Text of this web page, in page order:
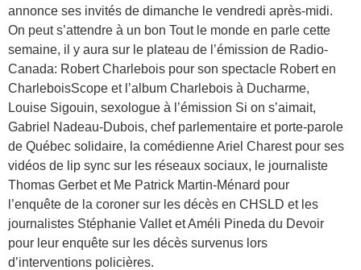
annonce ses invités de dimanche le vendredi après-midi.
On peut s’attendre à un bon Tout le monde en parle cette
semaine, il y aura sur le plateau de l’émission de Radio-
Canada: Robert Charlebois pour son spectacle Robert en
CharleboisScope et l’album Charlebois à Ducharme,
Louise Sigouin, sexologue à l’émission Si on s’aimait,
Gabriel Nadeau-Dubois, chef parlementaire et porte-parole
de Québec solidaire, la comédienne Ariel Charest pour ses
vidéos de lip sync sur les réseaux sociaux, le journaliste
Thomas Gerbet et Me Patrick Martin-Ménard pour
l’enquête de la coroner sur les décès en CHSLD et les
journalistes Stéphanie Vallet et Améli Pineda du Devoir
pour leur enquête sur les décès survenus lors
d’interventions policières.